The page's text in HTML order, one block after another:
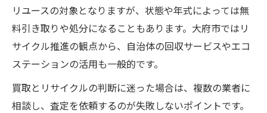
リユースの対象となりますが、状態や年式によっては無
料引き取りや処分になることもあります。大府市ではリ
サイクル推進の観点から、自治体の回収サービスやエコ
ステーションの活用も一般的です。
買取とリサイクルの判断に迷った場合は、複数の業者に
相談し、査定を依頼するのが失敗しないポイントです。